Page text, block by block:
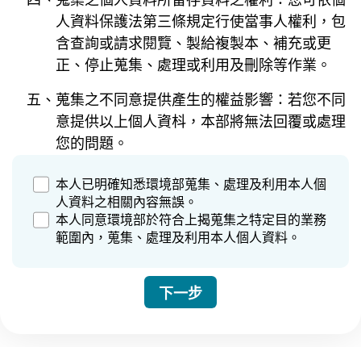
人資料保護法第三條規定行使當事人權利，包
含查詢或請求閱覽、製給複製本、補充或更
正、停止蒐集、處理或利用及刪除等作業。
五、蒐集之不同意提供產生的權益影響：若您不同
意提供以上個人資枓，本部將無法回覆或處理
您的問題。
本人已明確知悉環境部蒐集、處理及利用本人個
人資料之相關內容無誤。
本人同意環境部於符合上揭蒐集之特定目的業務
範圍內，蒐集、處理及利用本人個人資料。